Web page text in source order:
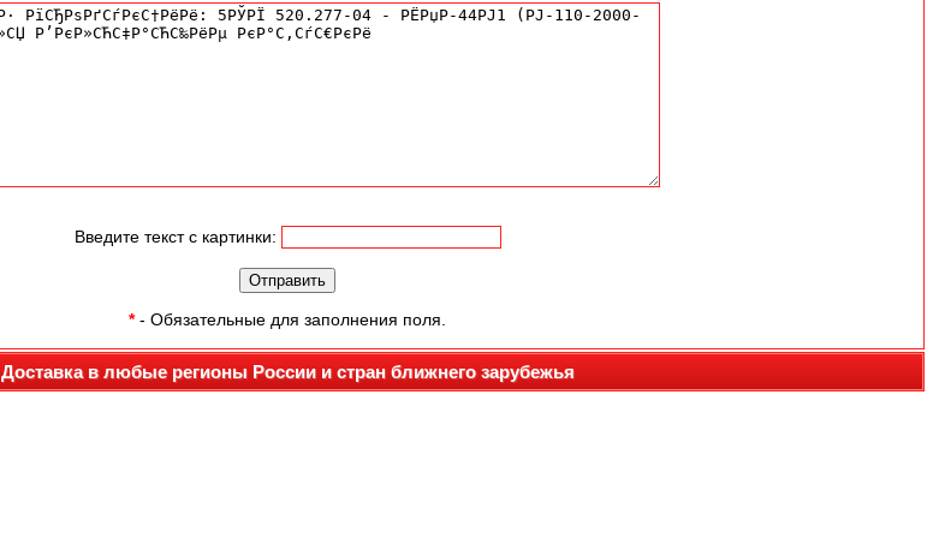
Введите текст с картинки:
*- Обязательные для заполнения поля.
Доставка в любые регионы России и стран ближнего зарубежья